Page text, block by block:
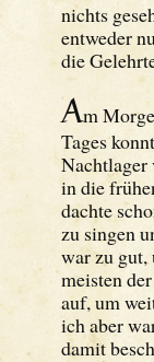
nichts
entweder
die
Am
Tages
Nachtlager
in die
dachte
zu singen
war zu gut,
meisten
auf, um
ich aber
damit